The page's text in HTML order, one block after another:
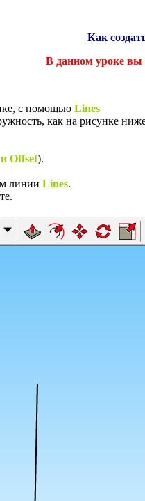
Как
В данном уроке вы
с помощью Lines
как на рисунке
Offset).
линии Lines.